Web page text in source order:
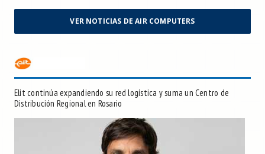
VER NOTICIAS DE AIR COMPUTERS
Elit continúa expandiendo su red logística y suma un Centro de
Distribución Regional en Rosario